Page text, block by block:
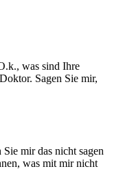
was sind Ihre
Sagen Sie mir,
mir das nicht sagen
was mit mir nicht